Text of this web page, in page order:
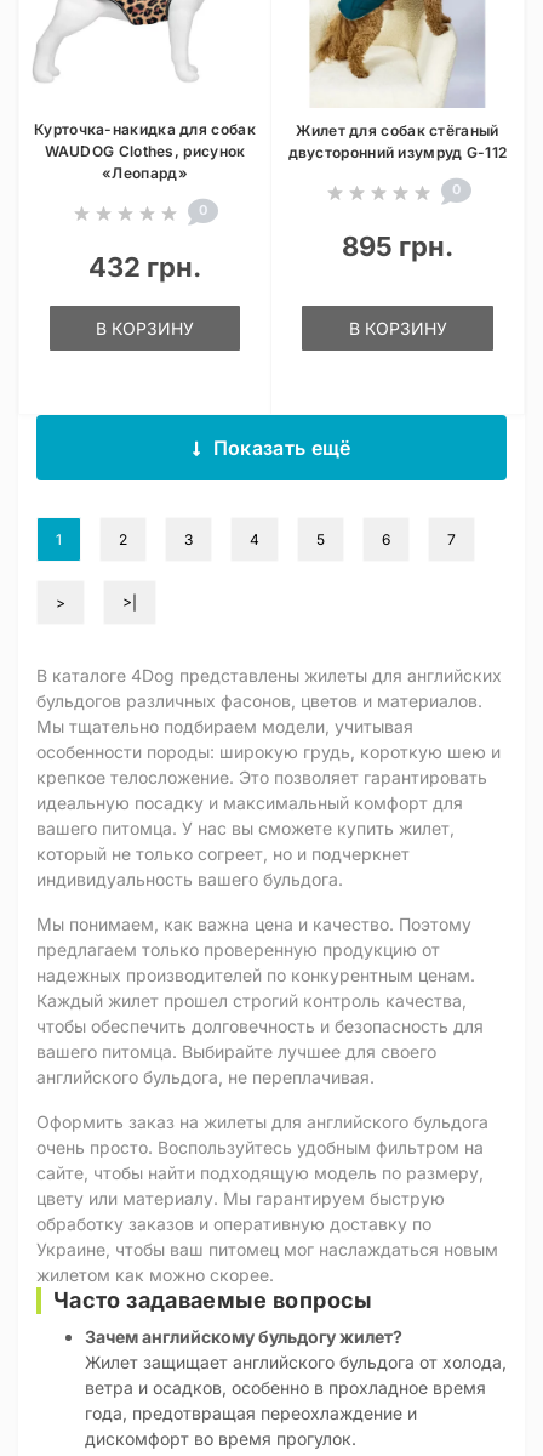
Курточка-накидка для собак
WAUDOG Clothes, рисунок
«Леопард»
0
432 грн.
В КОРЗИНУ
Жилет для собак стёганый
двусторонний изумруд G-112
0
895 грн.
В КОРЗИНУ
Показать ещё
1 2 3 4 5 6 7
> >|
В каталоге 4Dog представлены жилеты для английских
бульдогов различных фасонов, цветов и материалов.
Мы тщательно подбираем модели, учитывая
особенности породы: широкую грудь, короткую шею и
крепкое телосложение. Это позволяет гарантировать
идеальную посадку и максимальный комфорт для
вашего питомца. У нас вы сможете купить жилет,
который не только согреет, но и подчеркнет
индивидуальность вашего бульдога.
Мы понимаем, как важна цена и качество. Поэтому
предлагаем только проверенную продукцию от
надежных производителей по конкурентным ценам.
Каждый жилет прошел строгий контроль качества,
чтобы обеспечить долговечность и безопасность для
вашего питомца. Выбирайте лучшее для своего
английского бульдога, не переплачивая.
Оформить заказ на жилеты для английского бульдога
очень просто. Воспользуйтесь удобным фильтром на
сайте, чтобы найти подходящую модель по размеру,
цвету или материалу. Мы гарантируем быструю
обработку заказов и оперативную доставку по
Украине, чтобы ваш питомец мог наслаждаться новым
жилетом как можно скорее.
Часто задаваемые вопросы
Зачем английскому бульдогу жилет?
Жилет защищает английского бульдога от холода,
ветра и осадков, особенно в прохладное время
года, предотвращая переохлаждение и
дискомфорт во время прогулок.